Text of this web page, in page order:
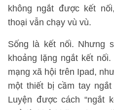
không ngắt được kết
thoại vẫn chạy vù vù.
Sống là kết nối. Nhưng
khoảng lặng ngắt kết
mạng xã hội trên Ipad,
một thiết bị cầm tay
Luyện được cách “ngắt